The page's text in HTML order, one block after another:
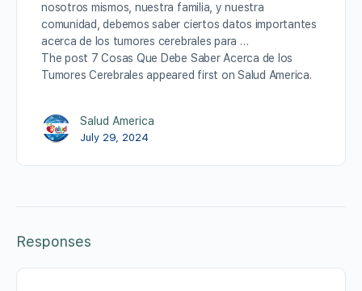
nosotros mismos, nuestra familia, y nuestra
comunidad, debemos saber ciertos datos importantes
acerca de los tumores cerebrales para …
The post 7 Cosas Que Debe Saber Acerca de los
Tumores Cerebrales appeared first on Salud America.
Salud America
July 29, 2024
Responses